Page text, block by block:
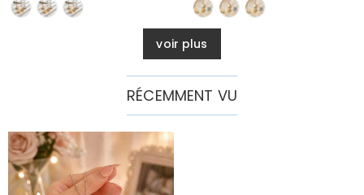
voir plus
RÉCEMMENT VU